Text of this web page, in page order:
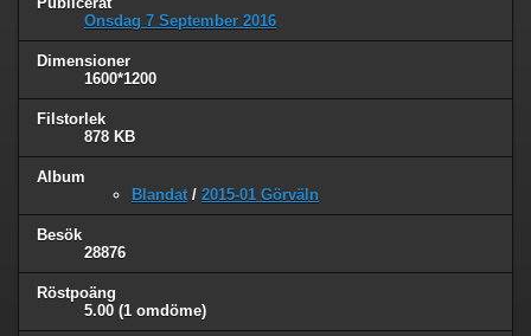
Onsdag 7 September 2016
Dimensioner
1600*1200
Filstorlek
878 KB
Album
Blandat / 2015-01 Görväln
Besök
28876
Röstpoäng
5.00 (1 omdöme)